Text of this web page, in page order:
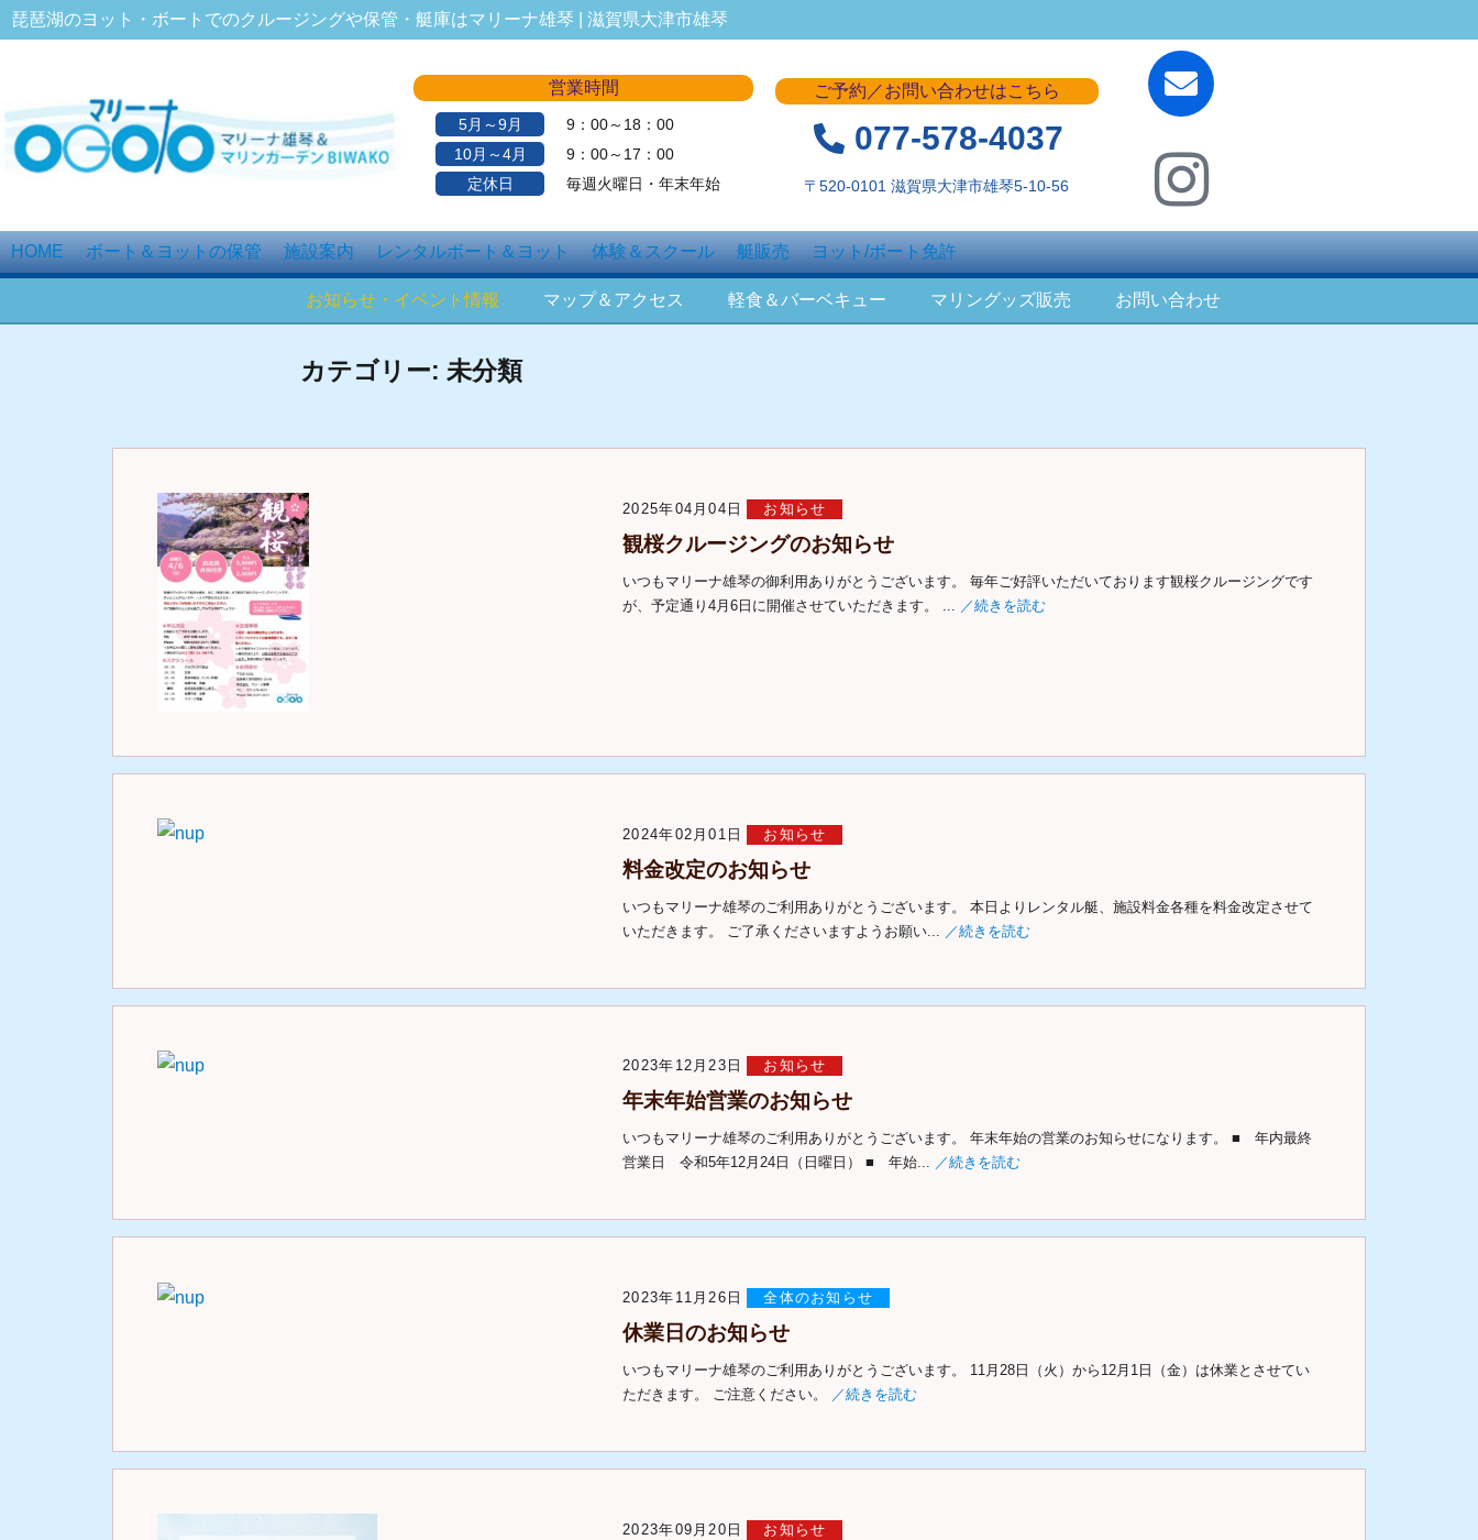
琵琶湖のヨット・ボートでのクルージングや保管・艇庫はマリーナ雄琴 | 滋賀県大津市雄琴
営業時間
5月～9月
9：00～18：00
10月～4月
9：00～17：00
定休日
毎週火曜日・年末年始
ご予約／お問い合わせはこちら
077-578-4037
〒520-0101 滋賀県大津市雄琴5-10-56
HOME ボート＆ヨットの保管 施設案内 レンタルボート＆ヨット 体験＆スクール 艇販売 ヨット/ボート免許
お知らせ・イベント情報 マップ＆アクセス 軽食＆バーベキュー マリングッズ販売 お問い合わせ
カテゴリー: 未分類
2025年04月04日 お知らせ
観桜クルージングのお知らせ
いつもマリーナ雄琴の御利用ありがとうございます。 毎年ご好評いただいております観桜クルージングです
が、予定通り4月6日に開催させていただきます。 ...
／続きを読む
2024年02月01日 お知らせ
料金改定のお知らせ
いつもマリーナ雄琴のご利用ありがとうございます。 本日よりレンタル艇、施設料金各種を料金改定させて
いただきます。 ご了承くださいますようお願い...
／続きを読む
2023年12月23日 お知らせ
年末年始営業のお知らせ
いつもマリーナ雄琴のご利用ありがとうございます。 年末年始の営業のお知らせになります。 ■ 年内最終
営業日 令和5年12月24日（日曜日） ■ 年始... ／続きを読む
2023年11月26日 全体のお知らせ
休業日のお知らせ
いつもマリーナ雄琴のご利用ありがとうございます。 11月28日（火）から12月1日（金）は休業とさせてい
ただきます。 ご注意ください。
／続きを読む
2023年09月20日 お知らせ